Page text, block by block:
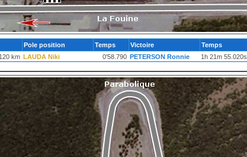
Pole position Temps Victoire Temps
km LAUDA Niki 0'58.790 PETERSON Ronnie 1h 21m 55.020s